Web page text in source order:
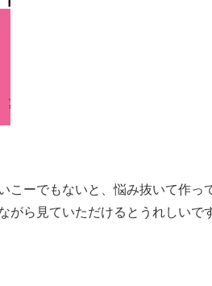
ーでもないと、悩み抜いて作っ
ら見ていただけるとうれしいで